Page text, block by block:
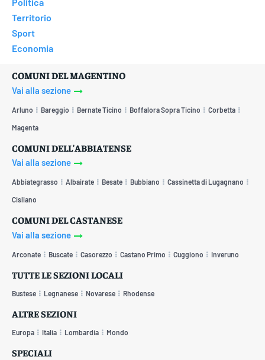
Territorio
Sport
Economia
COMUNI DEL MAGENTINO
Vai alla sezione
Arluno Bareggio Bernate Ticino Boffalora Sopra Ticino Corbetta
Magenta
COMUNI DELL'ABBIATENSE
Vai alla sezione
Abbiategrasso Albairate Besate Bubbiano Cassinetta di Lugagnano
Cisliano
COMUNI DEL CASTANESE
Vai alla sezione
Arconate Buscate Casorezzo Castano Primo Cuggiono Inveruno
TUTTE LE SEZIONI LOCALI
Bustese Legnanese Novarese Rhodense
ALTRE SEZIONI
Europa Italia Lombardia Mondo
SPECIALI